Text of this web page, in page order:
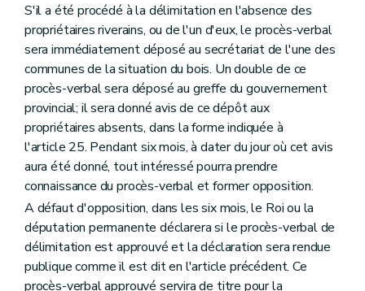
S'il a été procédé à la délimitation en l'absence des
propriétaires riverains, ou de l'un d'eux, le procès-verbal
sera immédiatement déposé au secrétariat de l'une des
communes de la situation du bois. Un double de ce
procès-verbal sera déposé au greffe du gouvernement
provincial; il sera donné avis de ce dépôt aux
propriétaires absents, dans la forme indiquée à
l'article 25. Pendant six mois, à dater du jour où cet avis
aura été donné, tout intéressé pourra prendre
connaissance du procès-verbal et former opposition.
A défaut d'opposition, dans les six mois, le Roi ou la
députation permanente déclarera si le procès-verbal de
délimitation est approuvé et la déclaration sera rendue
publique comme il est dit en l'article précédent. Ce
procès-verbal approuvé servira de titre pour la